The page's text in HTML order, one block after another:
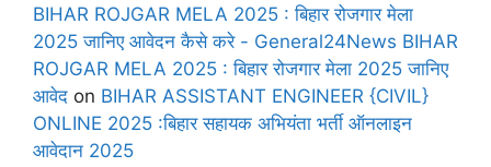
BIHAR ROJGAR MELA 2025 : बिहार रोजगार मेला
2025 जानिए आवेदन कैसे करे - General24News BIHAR
ROJGAR MELA 2025 : बिहार रोजगार मेला 2025 जानिए
आवेद on BIHAR ASSISTANT ENGINEER {CIVIL}
ONLINE 2025 :बिहार सहायक अभियंता भर्ती ऑनलाइन
आवेदान 2025